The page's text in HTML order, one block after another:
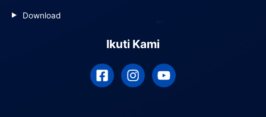
Download
Ikuti Kami